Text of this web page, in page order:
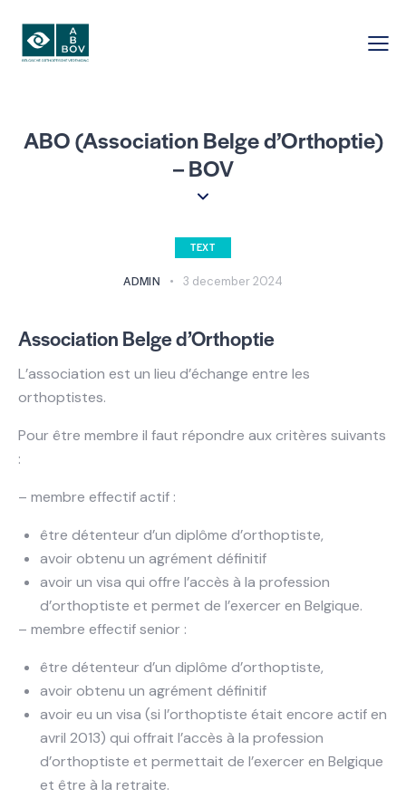
ABO (Association Belge d’Orthoptie)
– BOV
TEXT
ADMIN 3 december 2024
Association Belge d’Orthoptie
L’association est un lieu d’échange entre les
orthoptistes.
Pour être membre il faut répondre aux critères suivants
:
– membre effectif actif :
être détenteur d’un diplôme d’orthoptiste,
avoir obtenu un agrément définitif
avoir un visa qui offre l’accès à la profession
d’orthoptiste et permet de l’exercer en Belgique.
– membre effectif senior :
être détenteur d’un diplôme d’orthoptiste,
avoir obtenu un agrément définitif
avoir eu un visa (si l’orthoptiste était encore actif en
avril 2013) qui offrait l’accès à la profession
d’orthoptiste et permettait de l’exercer en Belgique
et être à la retraite.